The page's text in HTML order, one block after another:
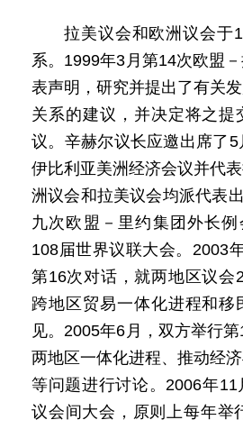
拉美议会和欧洲议会于
系。1999年3月第14次欧盟
表声明，研究并提出了有关
关系的建议，并决定将之提
议。辛赫尔议长应邀出席了5
伊比利亚美洲经济会议并代
洲议会和拉美议会均派代表
九次欧盟－里约集团外长
108届世界议联大会。2003
第16次对话，就两地区议会
跨地区贸易一体化进程和移
见。2005年6月，双方举行
两地区一体化进程、推动经
等问题进行讨论。2006年
议会间大会，原则上每年举